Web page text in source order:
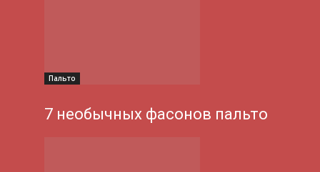
Пальто
7 необычных фасонов пальто